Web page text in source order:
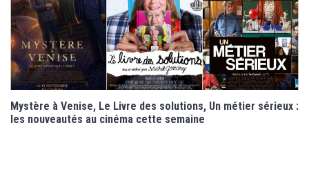
Mystère à Venise, Le Livre des solutions, Un métier sérieux :
les nouveautés au cinéma cette semaine